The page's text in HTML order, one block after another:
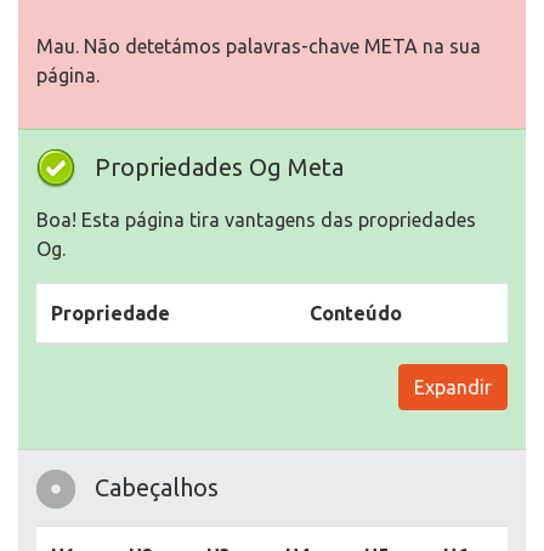
Mau. Não detetámos palavras-chave META na sua
página.
Propriedades Og Meta
Boa! Esta página tira vantagens das propriedades
Og.
Propriedade Conteúdo
Expandir
Cabeçalhos